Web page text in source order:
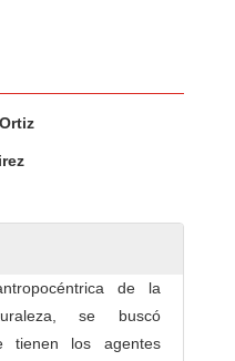
de la
se buscó
tienen los agentes